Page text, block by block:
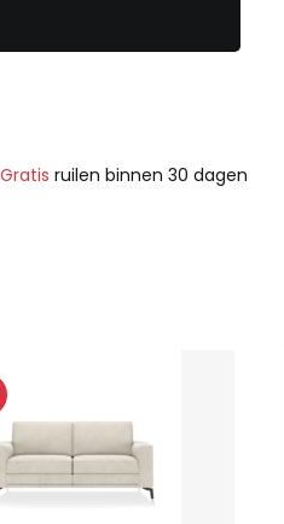
Gratis ruilen binnen 30 dagen